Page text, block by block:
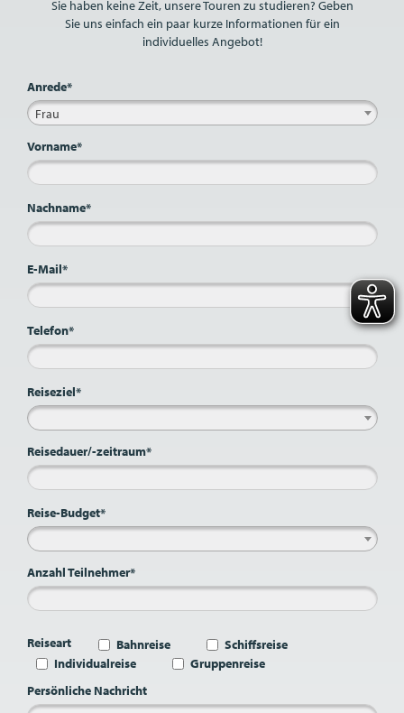
Sie haben keine Zeit, unsere Touren zu studieren? Geben
Sie uns einfach ein paar kurze Informationen für ein
individuelles Angebot!
Anrede*
Frau
Vorname*
Nachname*
E-Mail*
Telefon*
Reiseziel*
Reisedauer/-zeitraum*
Reise-Budget*
Anzahl Teilnehmer*
Reiseart Bahnreise
Schiffsreise
Individualreise
Gruppenreise
Persönliche Nachricht